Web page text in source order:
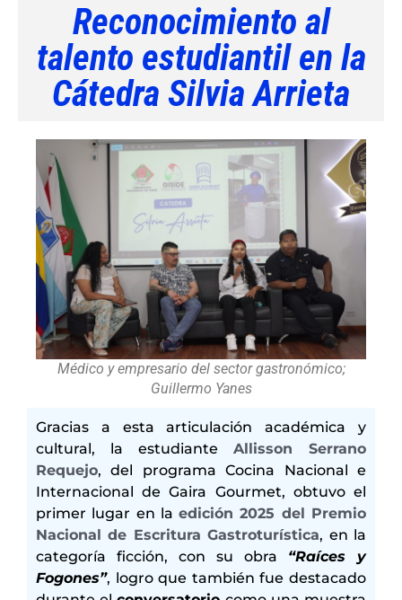
Reconocimiento al
talento estudiantil en la
Cátedra Silvia Arrieta
Médico y empresario del sector gastronómico;
Guillermo Yanes
Gracias a esta articulación académica y
cultural, la estudiante Allisson Serrano
Requejo, del programa Cocina Nacional e
Internacional de Gaira Gourmet, obtuvo el
primer lugar en laedición 2025 del Premio
Nacional de Escritura Gastroturística, en la
categoría ficción, con su obra “Raíces y
Fogones”, logro que también fue destacado